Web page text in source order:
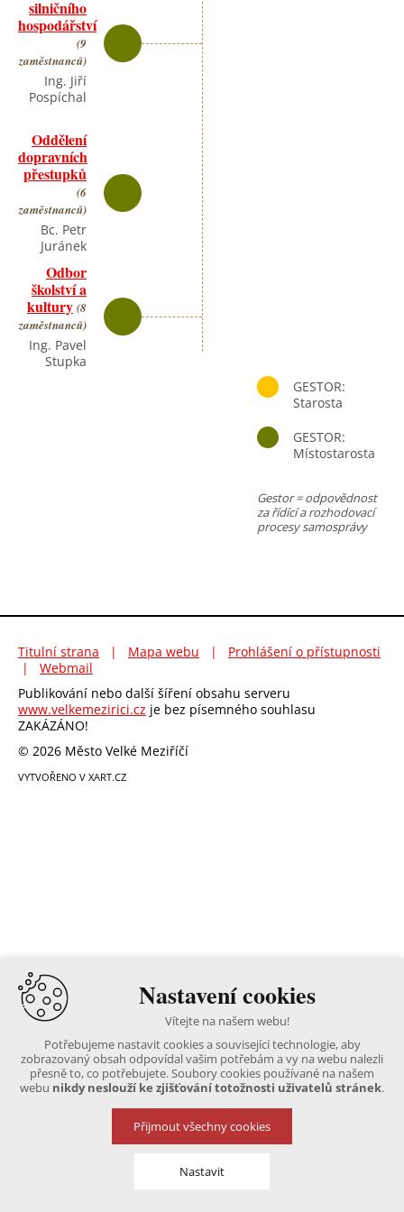
silničního
hospodářství
(9
zaměstnanců)
Ing. Jiří
Pospíchal
Oddělení
dopravních
přestupků
(6
zaměstnanců)
Bc. Petr
Juránek
Odbor
školství a
kultury (8
zaměstnanců)
Ing. Pavel
Stupka
GESTOR:
Starosta
GESTOR:
Místostarosta
Gestor = odpovědnost
za řídící a rozhodovací
procesy samosprávy
Titulní strana | Mapa webu | Prohlášení o přístupnosti
| Webmail
Publikování nebo další šíření obsahu serveru
www.velkemezirici.cz je bez písemného souhlasu
ZAKÁZÁNO!
© 2026 Město Velké Meziříčí
VYTVOŘENO V XART.CZ
Nastavení cookies
Vítejte na našem webu!
Potřebujeme nastavit cookies a související technologie, aby
zobrazovaný obsah odpovídal vašim potřebám a vy na webu nalezli
přesně to, co potřebujete. Soubory cookies používané na našem
webu nikdy neslouží ke zjišťování totožnosti uživatelů stránek.
Přijmout všechny cookies
Nastavit